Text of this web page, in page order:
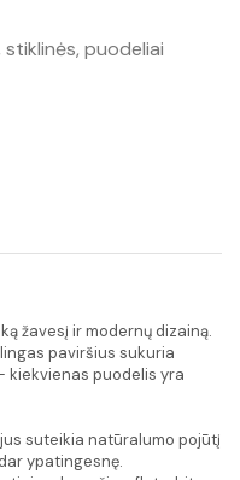
stiklinės, puodeliai
žavesį ir modernų dizainą.
paviršius sukuria
kiekvienas puodelis yra
suteikia natūralumo pojūtį
ypatingesnę.